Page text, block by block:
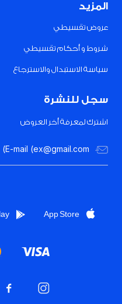
المزيد
عروض تقسيطي
شروط و أحكام تقسيطي
سياسة الاستبدال والاسترجاع
سجل للنشرة
اشترك لمعرفة أخر العروض
App Store